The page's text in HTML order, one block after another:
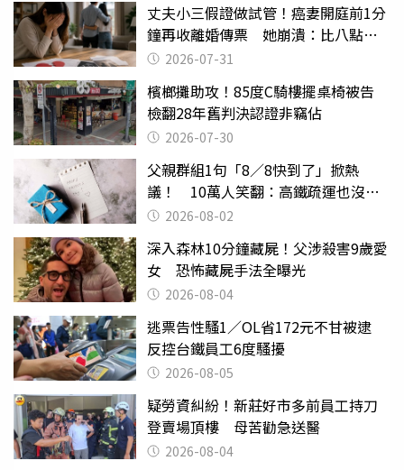
丈夫小三假證做試管！癌妻開庭前1分
鐘再收離婚傳票 她崩潰：比八點檔
還扯2026-07-31
檳榔攤助攻！85度C騎樓擺桌椅被告
檢翻28年舊判決認證非竊佔
2026-07-30
父親群組1句「8／8快到了」掀熱
議！ 10萬人笑翻：高鐵疏運也沒列
父親節
2026-08-02
深入森林10分鐘藏屍！父涉殺害9歲愛
女 恐怖藏屍手法全曝光
2026-08-04
逃票告性騷1／OL省172元不甘被逮
反控台鐵員工6度騷擾
2026-08-05
疑勞資糾紛！新莊好市多前員工持刀
登賣場頂樓 母苦勸急送醫
2026-08-04